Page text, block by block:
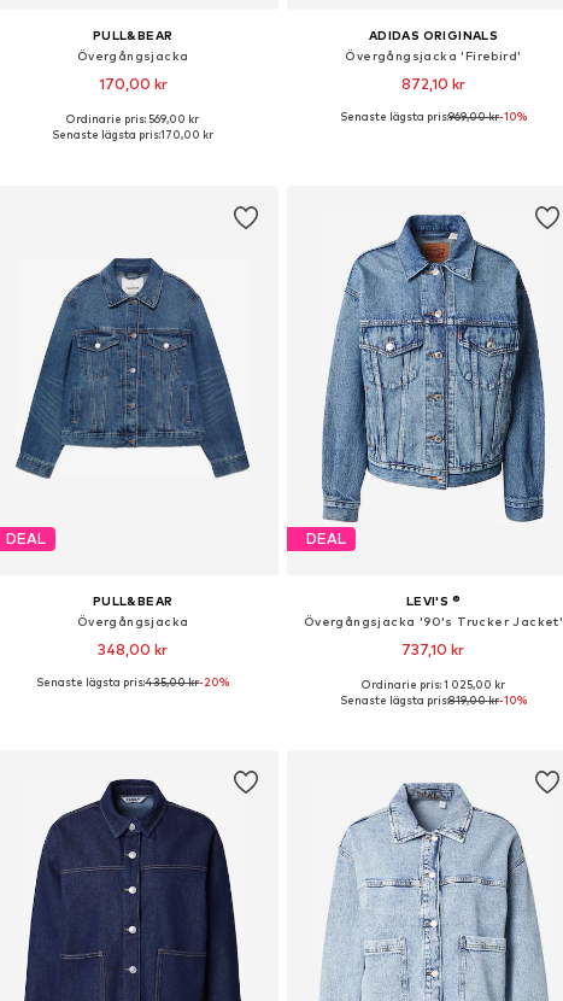
PULL&BEAR
Övergångsjacka
170,00 kr
Tillgängliga storlekar: XS, S, M, L
Ordinarie pris: 569,00 kr
Senaste lägsta pris:170,00 kr
ADIDAS ORIGINALS
Övergångsjacka 'Firebird'
872,10 kr
Senaste lägsta pris:969,00 kr-10%
DEAL
PULL&BEAR
Övergångsjacka
348,00 kr
Tillgängliga storlekar: XS, S, M, L
Senaste lägsta pris:435,00 kr-20%
DEAL
LEVI'S ®
Övergångsjacka '90's Trucker Jacket'
737,10 kr
+2
Tillgängliga storlekar: XS, S, M, L
Ordinarie pris: 1 025,00 kr
Senaste lägsta pris:819,00 kr-10%